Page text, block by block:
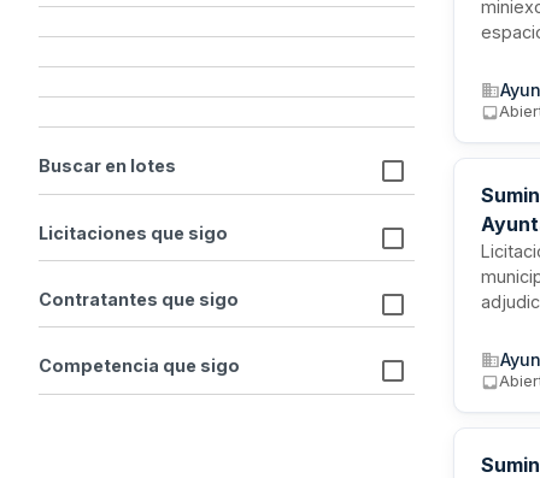
Buscar en lotes
Licitaciones que sigo
Contratantes que sigo
Competencia que sigo